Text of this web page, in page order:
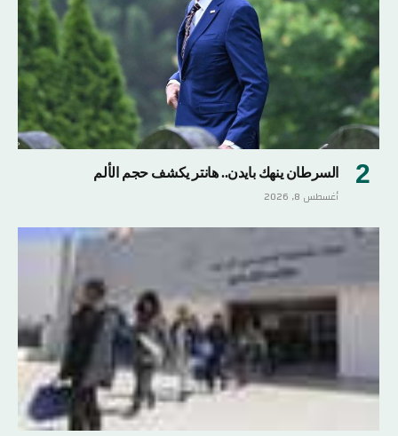
السرطان ينهك بايدن.. هانتر يكشف حجم الألم
أغسطس 8, 2026